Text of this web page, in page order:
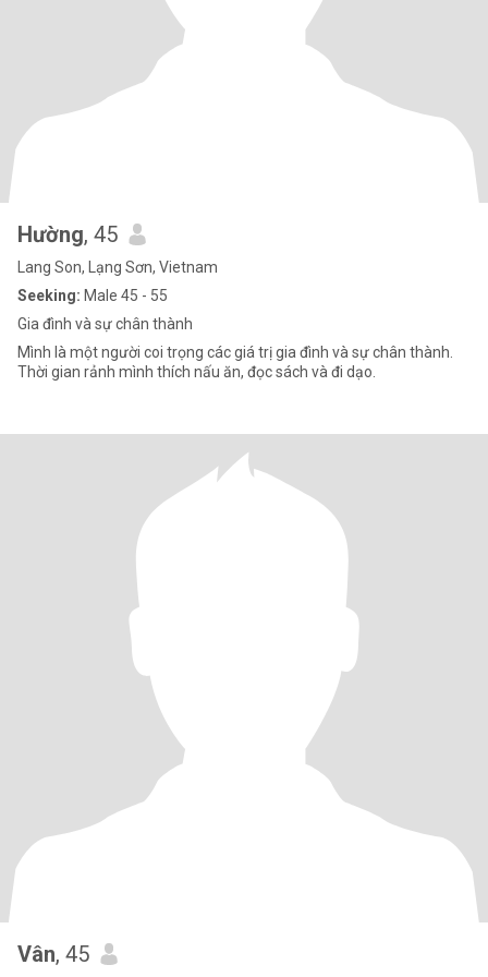
Hường, 45
Lang Son, Lạng Sơn, Vietnam
Seeking: Male 45 - 55
Gia đình và sự chân thành
Mình là một người coi trọng các giá trị gia đình và sự chân thành.
Thời gian rảnh mình thích nấu ăn, đọc sách và đi dạo.
Vân, 45